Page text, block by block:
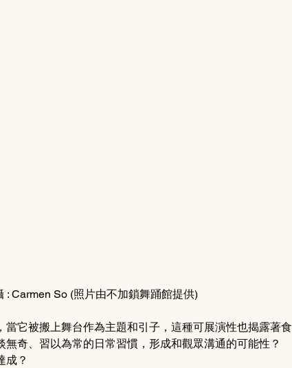
: Carmen So (照片由不加鎖舞踊館提供)
當它被搬上舞台作為主題和引子，這種可展演性也揭露著食
奇、習以為常的日常習慣，形成和觀眾溝通的可能性？
成？